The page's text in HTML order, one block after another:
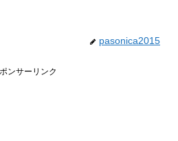
pasonica2015
ンサーリンク